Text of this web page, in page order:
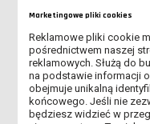
SPOTKANIE Z SENIORAMI
ZAJĘCIA Z PEDAGOGIKI
PROJEKT EDUKACYJNY
Marketingowe pliki cookies
Reklamowe pliki cookie
pośrednictwem naszej
reklamowych. Służą do
na podstawie informacji
obejmuje unikalną
końcowego. Jeśli nie
będziesz widzieć w